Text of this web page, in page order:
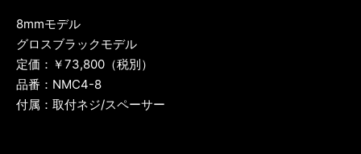
8mmモデル
グロスブラックモデル
定価：￥73,800（税別）
品番：NMC4-8
付属：取付ネジ/スペーサー